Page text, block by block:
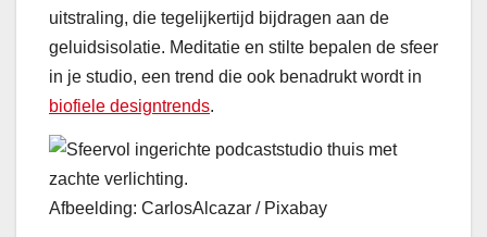
uitstraling, die tegelijkertijd bijdragen aan de
geluidsisolatie. Meditatie en stilte bepalen de sfeer
in je studio, een trend die ook benadrukt wordt in
biofiele designtrends.
Afbeelding: CarlosAlcazar / Pixabay